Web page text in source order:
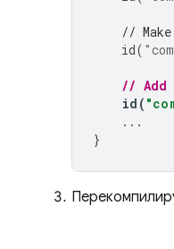
//
id(
// Add
id (
...
}